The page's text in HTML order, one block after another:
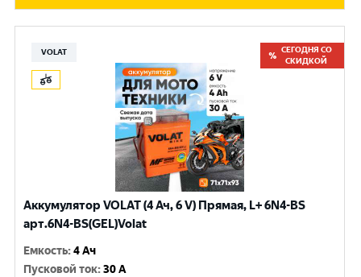
VOLAT
СЕГОДНЯ СО
СКИДКОЙ
Аккумулятор VOLAT (4 Ач, 6 V) Прямая, L+ 6N4-BS
арт.6N4-BS(GEL)Volat
Емкость:4 Ач
Пусковой ток:30 A